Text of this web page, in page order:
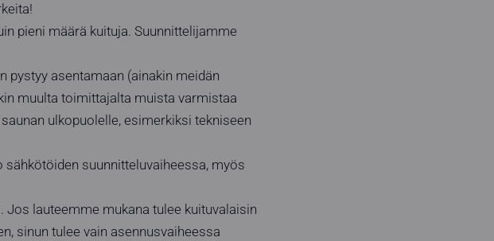
pieni määrä kuituja. Suunnittelijamme
pystyy asentamaan (ainakin meidän
muulta toimittajalta muista varmistaa
ulkopuolelle, esimerkiksi tekniseen
sähkötöiden suunnitteluvaiheessa, myös
Jos lauteemme mukana tulee kuituvalaisin
sinun tulee vain asennusvaiheessa